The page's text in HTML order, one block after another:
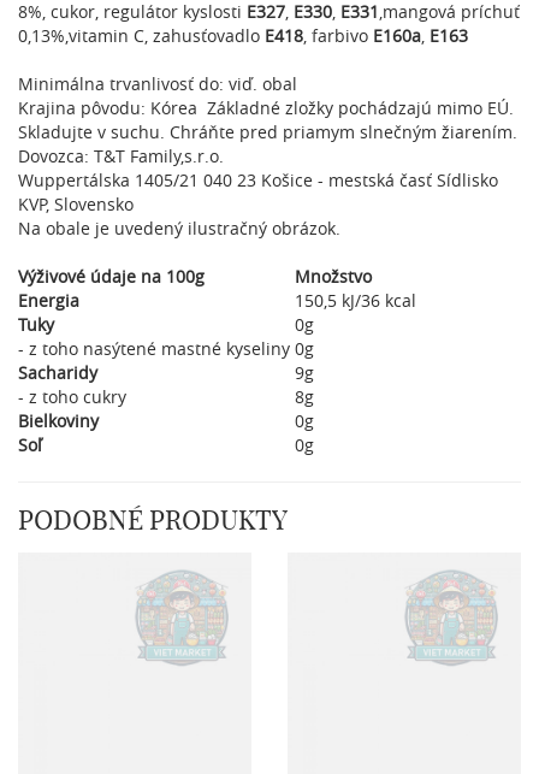
8%, cukor, regulátor kyslosti E327, E330, E331,mangová príchuť
0,13%,vitamin C, zahusťovadlo E418, farbivo E160a, E163
Minimálna trvanlivosť do: viď. obal
Krajina pôvodu: Kórea Základné zložky pochádzajú mimo EÚ.
Skladujte v suchu. Chráňte pred priamym slnečným žiarením.
Dovozca: T&T Family,s.r.o.
Wuppertálska 1405/21 040 23 Košice - mestská časť Sídlisko
KVP, Slovensko
Na obale je uvedený ilustračný obrázok.
Výživové údaje na 100g
Množstvo
Energia
150,5 kJ/36 kcal
Tuky
0g
- z toho nasýtené mastné kyseliny 0g
Sacharidy
9g
- z toho cukry
8g
Bielkoviny
0g
Soľ
0g
PODOBNÉ PRODUKTY